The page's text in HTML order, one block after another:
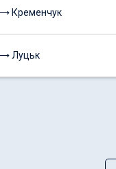
Кременчук
Луцьк